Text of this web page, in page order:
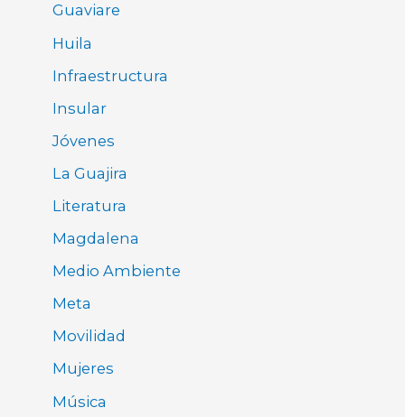
Guaviare
Huila
Infraestructura
Insular
Jóvenes
La Guajira
Literatura
Magdalena
Medio Ambiente
Meta
Movilidad
Mujeres
Música